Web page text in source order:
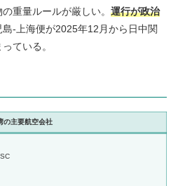
重量ルールが厳しい。 運行が政治
-上海便が2025年12月から日中関
ている。
の主要航空会社